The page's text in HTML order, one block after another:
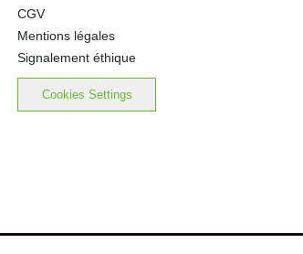
CGV
Mentions légales
Signalement éthique
Cookies Settings